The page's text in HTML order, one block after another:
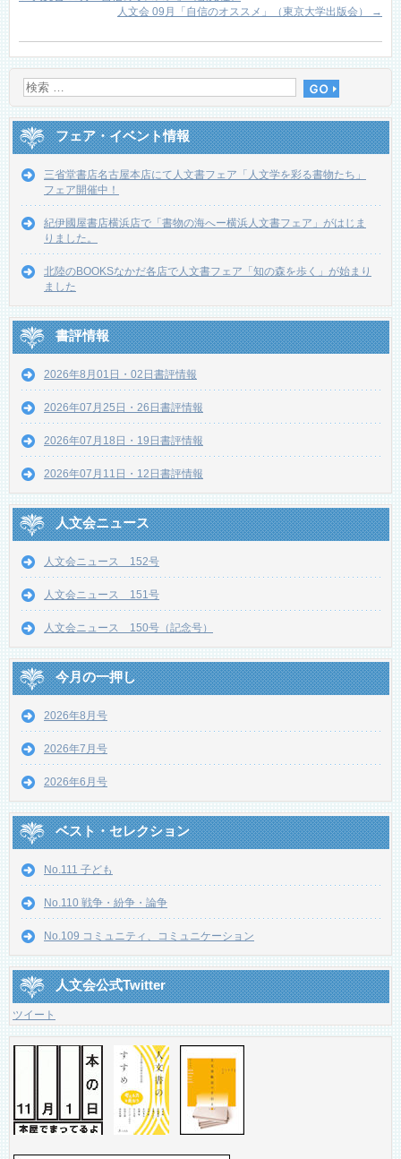
人文会 09月「自信のオススメ」（東京大学出版会）
→
フェア・イベント情報
三省堂書店名古屋本店にて人文書フェア「人文学を彩る書物たち」
フェア開催中！
紀伊國屋書店横浜店で「書物の海へー横浜人文書フェア」がはじま
りました。
北陸のBOOKSなかだ各店で人文書フェア「知の森を歩く」が始まり
ました
書評情報
2026年8月01日・02日書評情報
2026年07月25日・26日書評情報
2026年07月18日・19日書評情報
2026年07月11日・12日書評情報
人文会ニュース
人文会ニュース 152号
人文会ニュース 151号
人文会ニュース 150号（記念号）
今月の一押し
2026年8月号
2026年7月号
2026年6月号
ベスト・セレクション
No.111 子ども
No.110 戦争・紛争・論争
No.109 コミュニティ、コミュニケーション
人文会公式Twitter
ツイート